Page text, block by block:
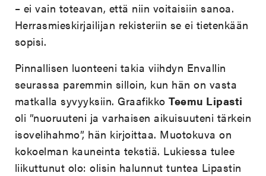
– ei vain toteavan, että niin voitaisiin sanoa.
Herrasmieskirjailijan rekisteriin se ei tietenkään
sopisi.
Pinnallisen luonteeni takia viihdyn Envallin
seurassa paremmin silloin, kun hän on vasta
matkalla syvyyksiin. GraafikkoTeemu Lipasti
oli ”nuoruuteni ja varhaisen aikuisuuteni tärkein
isovelihahmo”, hän kirjoittaa. Muotokuva on
kokoelman kauneinta tekstiä. Lukiessa tulee
liikuttunut olo: olisin halunnut tuntea Lipastin